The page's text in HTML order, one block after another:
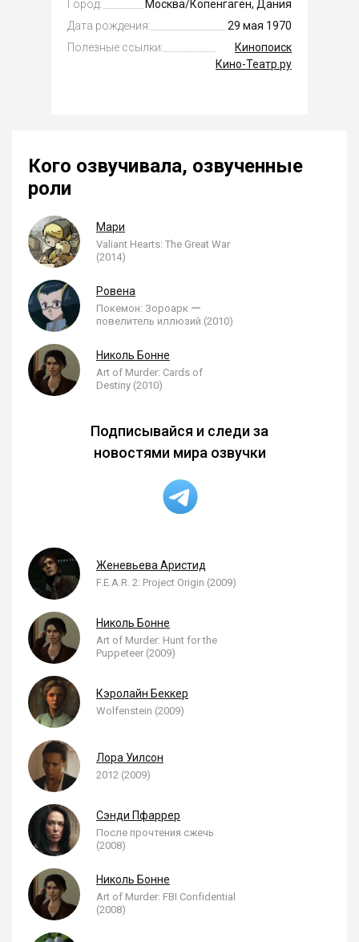
Город:
Москва/Копенгаген, Дания
Дата рождения:
29 мая 1970
Полезные ссылки:
Кинопоиск
Кино-Театр.ру
Кого озвучивала, озвученные
роли
Мари
Valiant Hearts: The Great War
(2014)
Ровена
Покемон: Зороарк ー
повелитель иллюзий (2010)
Николь Бонне
Art of Murder: Cards of
Destiny (2010)
Подписывайся и следи за
новостями мира озвучки
Женевьева Аристид
F.E.A.R. 2: Project Origin (2009)
Николь Бонне
Art of Murder: Hunt for the
Puppeteer (2009)
Кэролайн Беккер
Wolfenstein (2009)
Лора Уилсон
2012 (2009)
Сэнди Пфаррер
После прочтения сжечь
(2008)
Николь Бонне
Art of Murder: FBI Confidential
(2008)